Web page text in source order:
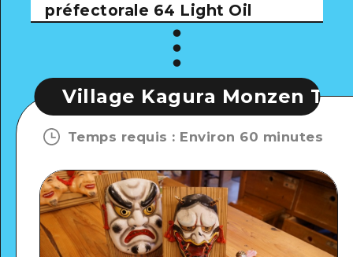
préfectorale 64 Light Oil
Kagura Monzen Toji
Temps requis : Environ 60 minutes